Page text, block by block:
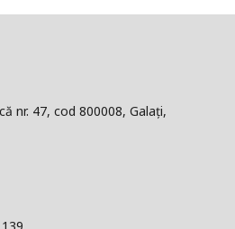
nr. 47, cod 800008, Galați,